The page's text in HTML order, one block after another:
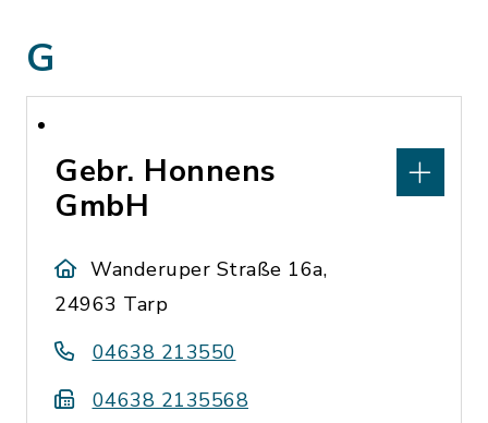
G
Gebr. Honnens
GmbH
Wanderuper Straße 16a,
24963 Tarp
04638 213550
04638 2135568